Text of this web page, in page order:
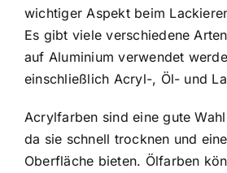
wichtiger Aspekt beim
Es gibt viele verschiedene
auf Aluminium verwendet
einschließlich Acryl-, Öl- und
Acrylfarben sind eine gute
da sie schnell trocknen und
Oberfläche bieten. Ölfarben